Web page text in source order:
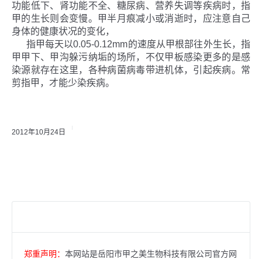
功能低下、肾功能不全、糖尿病、营养失调等疾病时，指
甲的生长则会变慢。甲半月痕减小或消逝时，应注意自己
身体的健康状况的变化，
指甲每天以0.05-0.12mm的速度从甲根部往外生长，指
甲甲下、甲沟躲污纳垢的场所，不仅甲板感染更多的是感
染源就存在这里，各种病菌病毒带进机体，引起疾病。常
剪指甲，才能少染疾病。
2012年10月24日
郑重声明： 本网站是岳阳市甲之美生物科技有限公司官方网